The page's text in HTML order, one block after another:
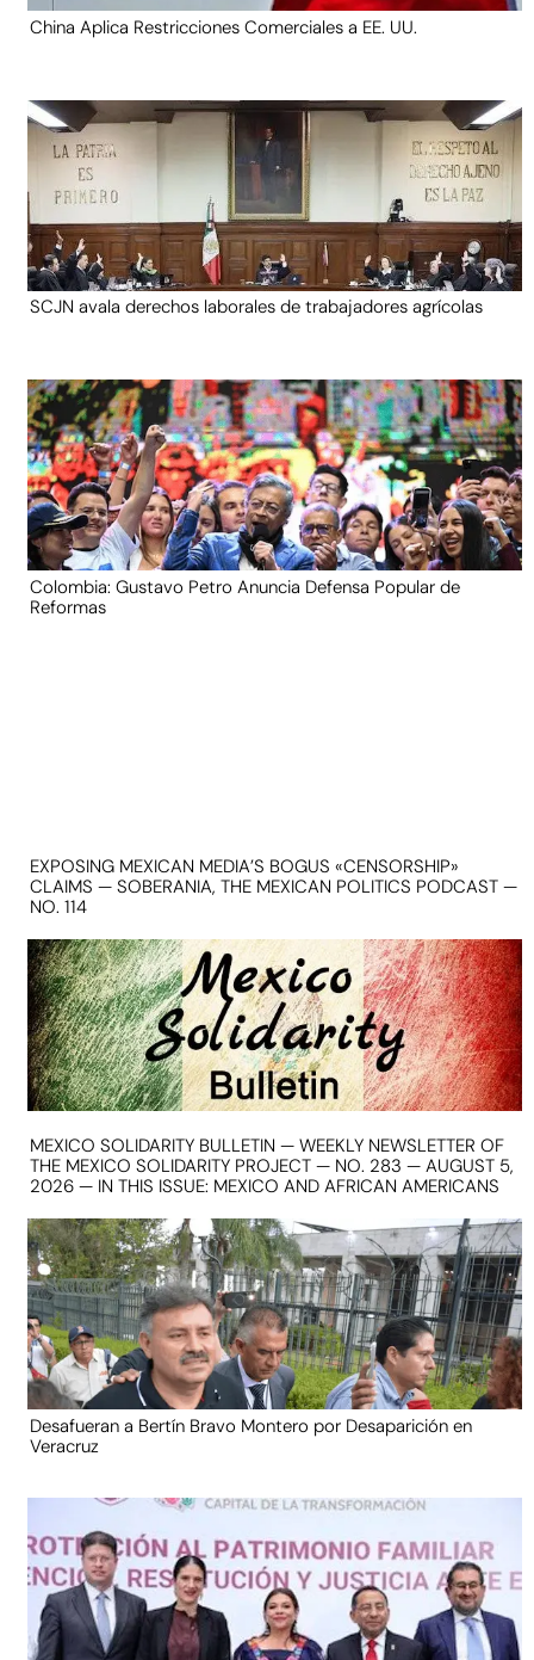
China Aplica Restricciones Comerciales a EE. UU.
SCJN avala derechos laborales de trabajadores agrícolas
Colombia: Gustavo Petro Anuncia Defensa Popular de
Reformas
EXPOSING MEXICAN MEDIA’S BOGUS «CENSORSHIP»
CLAIMS — SOBERANIA, THE MEXICAN POLITICS PODCAST —
NO. 114
MEXICO SOLIDARITY BULLETIN — WEEKLY NEWSLETTER OF
THE MEXICO SOLIDARITY PROJECT — NO. 283 — AUGUST 5,
2026 — IN THIS ISSUE: MEXICO AND AFRICAN AMERICANS
Desafueran a Bertín Bravo Montero por Desaparición en
Veracruz